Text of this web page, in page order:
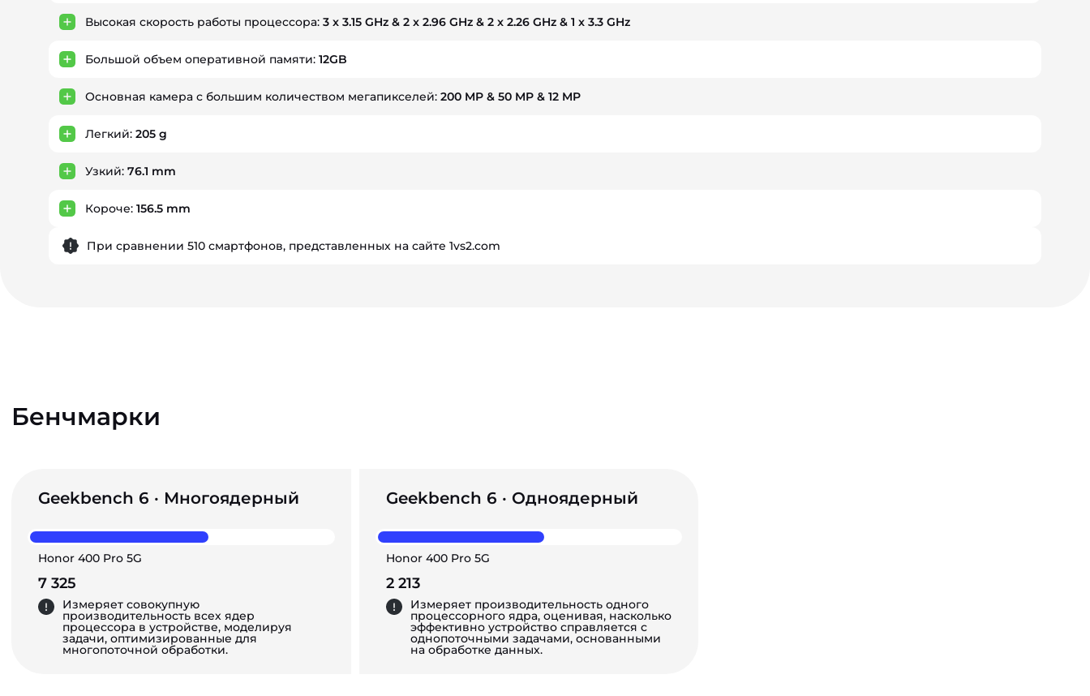
Высокая скорость работы процессора: 3 x 3.15 GHz & 2 x 2.96 GHz & 2 x 2.26 GHz & 1 x 3.3 GHz
Большой объем оперативной памяти: 12GB
Основная камера с большим количеством мегапикселей: 200 MP & 50 MP & 12 MP
Легкий: 205 g
Узкий: 76.1 mm
Короче: 156.5 mm
При сравнении 510 смартфонов, представленных на сайте 1vs2.com
Бенчмарки
Geekbench 6 · Многоядерный
Honor 400 Pro 5G
7 325
Измеряет совокупную
производительность всех ядер
процессора в устройстве, моделируя
задачи, оптимизированные для
многопоточной обработки.
Geekbench 6 · Одноядерный
Honor 400 Pro 5G
2 213
Измеряет производительность одного
процессорного ядра, оценивая, насколько
эффективно устройство справляется с
однопоточными задачами, основанными
на обработке данных.